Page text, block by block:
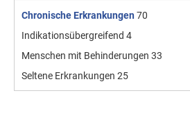
Chronische Erkrankungen 70
Indikationsübergreifend 4
Menschen mit Behinderungen 33
Seltene Erkrankungen 25